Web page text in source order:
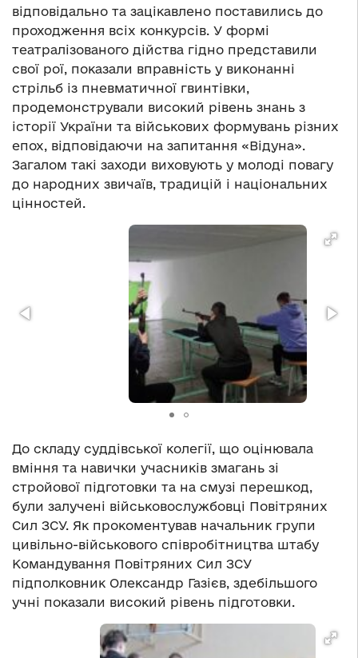
відповідально та зацікавлено поставились до
проходження всіх конкурсів. У формі
театралізованого дійства гідно представили
свої рої, показали вправність у виконанні
стрільб із пневматичної гвинтівки,
продемонстрували високий рівень знань з
історії України та військових формувань різних
епох, відповідаючи на запитання «Відуна».
Загалом такі заходи виховують у молоді повагу
до народних звичаїв, традицій і національних
цінностей.
До складу суддівської колегії, що оцінювала
вміння та навички учасників змагань зі
стройової підготовки та на смузі перешкод,
були залучені військовослужбовці Повітряних
Сил ЗСУ. Як прокоментував начальник групи
цивільно-військового співробітництва штабу
Командування Повітряних Сил ЗСУ
підполковник Олександр Газієв, здебільшого
учні показали високий рівень підготовки.